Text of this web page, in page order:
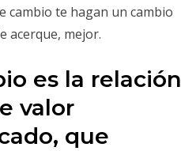
cambio te hagan un cambio
acerque, mejor.
es la relación
valor
que